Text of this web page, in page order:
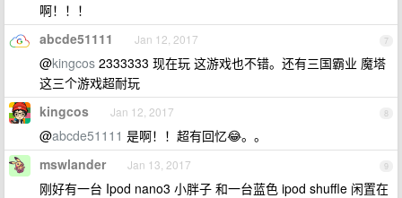
啊！！！
7
abcde51111 Jan 12, 2017
@kingcos 2333333 现在玩 这游戏也不错。还有三国霸业 魔塔
这三个游戏超耐玩
8
kingcos Jan 12, 2017
@abcde51111 是啊！！超有回忆😂。。
9
mswlander Jan 13, 2017
刚好有一台 Ipod nano3 小胖子 和一台蓝色 ipod shuffle 闲置在